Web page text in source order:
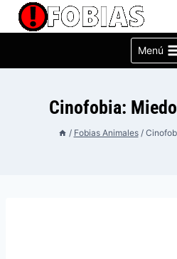
Saltar
Menú
Cinofobia:
/ Fobias Animales /